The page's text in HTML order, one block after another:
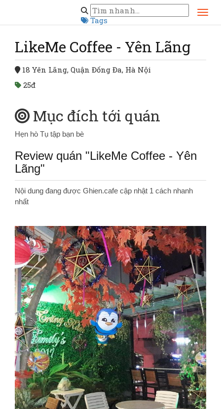
Tags
Hà Nội
LikeMe Coffee - Yên Lãng
LikeMe Coffee - Yên Lãng
18 Yên Lãng, Quận Đống Đa, Hà Nội
25đ
Mục đích tới quán
Hẹn hò Tụ tập bạn bè
Review quán "LikeMe Coffee - Yên
Lãng"
Nội dung đang được Ghien.cafe cập nhật 1 cách nhanh
nhất